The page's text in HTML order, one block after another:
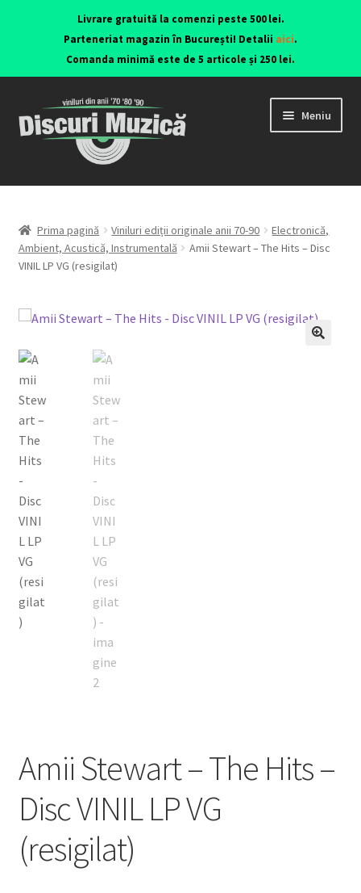
Livrare gratuită la comenzi peste 500 lei.
Parteneriat magazin în București! Detalii aici.
Comanda minimă este de 5 articole și 250 lei.
Meniu
Viniluri ediții originale anii 70-90
CD-uri originale
Contact
Echipamente
Listă produse
Oferta lunii
Blog
Prima pagină Viniluri ediții originale anii 70-90
Electronică,
Ambient, Acustică, Instrumentală
Amii Stewart – The Hits – Disc
VINIL LP VG (resigilat)
Amii Stewart – The Hits –
Disc VINIL LP VG
(resigilat)